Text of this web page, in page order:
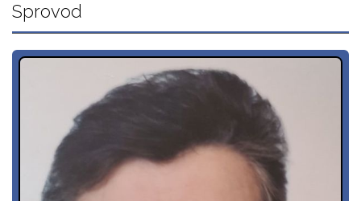
Sprovod